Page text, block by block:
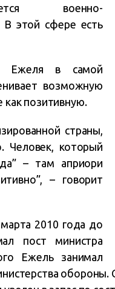
военно-
В этой сфере есть
Ежеля в самой
возможную
как позитивную.
страны,
Человек, который
– там априори
– говорит
2010 года до
пост министра
Ежель занимал